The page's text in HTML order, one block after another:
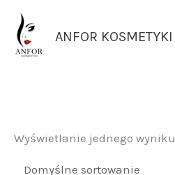
Przejdź
treści
ANFOR KOSMETYKI
Wyświetlanie jednego wyniku